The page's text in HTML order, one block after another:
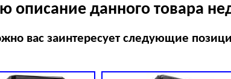
описание данного товара
вас заинтересует следующие